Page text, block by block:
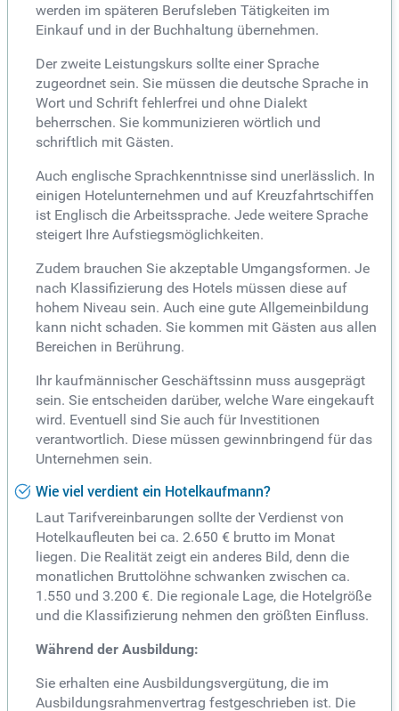
werden im späteren Berufsleben Tätigkeiten im
Einkauf und in der Buchhaltung übernehmen.
Der zweite Leistungskurs sollte einer Sprache
zugeordnet sein. Sie müssen die deutsche Sprache in
Wort und Schrift fehlerfrei und ohne Dialekt
beherrschen. Sie kommunizieren wörtlich und
schriftlich mit Gästen.
Auch englische Sprachkenntnisse sind unerlässlich. In
einigen Hotelunternehmen und auf Kreuzfahrtschiffen
ist Englisch die Arbeitssprache. Jede weitere Sprache
steigert Ihre Aufstiegsmöglichkeiten.
Zudem brauchen Sie akzeptable Umgangsformen. Je
nach Klassifizierung des Hotels müssen diese auf
hohem Niveau sein. Auch eine gute Allgemeinbildung
kann nicht schaden. Sie kommen mit Gästen aus allen
Bereichen in Berührung.
Ihr kaufmännischer Geschäftssinn muss ausgeprägt
sein. Sie entscheiden darüber, welche Ware eingekauft
wird. Eventuell sind Sie auch für Investitionen
verantwortlich. Diese müssen gewinnbringend für das
Unternehmen sein.
Wie viel verdient ein Hotelkaufmann?
Laut Tarifvereinbarungen sollte der Verdienst von
Hotelkaufleuten bei ca. 2.650 € brutto im Monat
liegen. Die Realität zeigt ein anderes Bild, denn die
monatlichen Bruttolöhne schwanken zwischen ca.
1.550 und 3.200 €. Die regionale Lage, die Hotelgröße
und die Klassifizierung nehmen den größten Einfluss.
Während der Ausbildung:
Sie erhalten eine Ausbildungsvergütung, die im
Ausbildungsrahmenvertrag festgeschrieben ist. Die